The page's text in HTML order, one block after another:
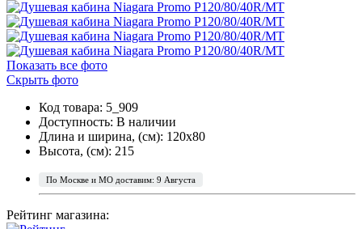
Показать все фото
Скрыть фото
Код товара: 5_909
Доступность: В наличии
Длина и ширина, (см): 120x80
Высота, (см): 215
По Москве и МО доставим: 9 Августа
Рейтинг магазина: